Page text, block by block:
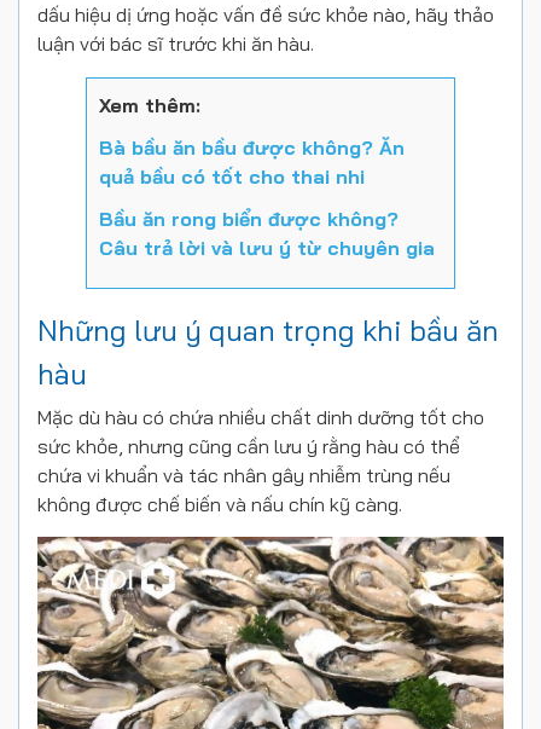
dấu hiệu dị ứng hoặc vấn đề sức khỏe nào, hãy thảo
luận với bác sĩ trước khi ăn hàu.
Xem thêm:
Bà bầu ăn bầu được không? Ăn
quả bầu có tốt cho thai nhi
Bầu ăn rong biển được không?
Câu trả lời và lưu ý từ chuyên gia
Những lưu ý quan trọng khi bầu ăn
hàu
Mặc dù hàu có chứa nhiều chất dinh dưỡng tốt cho
sức khỏe, nhưng cũng cần lưu ý rằng hàu có thể
chứa vi khuẩn và tác nhân gây nhiễm trùng nếu
không được chế biến và nấu chín kỹ càng.